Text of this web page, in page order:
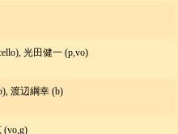
光田健一 (p,vo)
渡辺綱幸 (b)
(vo,g)